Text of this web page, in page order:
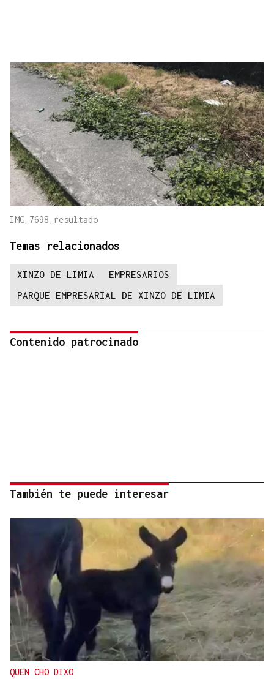
IMG_7698_resultado
Temas relacionados
XINZO DE LIMIA
EMPRESARIOS
PARQUE EMPRESARIAL DE XINZO DE LIMIA
Contenido patrocinado
También te puede interesar
QUEN CHO DIXO